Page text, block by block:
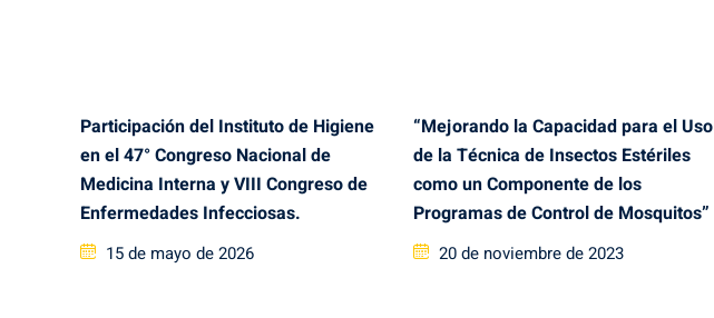
Participación del Instituto de Higiene
en el 47° Congreso Nacional de
Medicina Interna y VIII Congreso de
Enfermedades Infecciosas.
Posted
15 de mayo de 2026
“Mejorando la Capacidad para el Uso
de la Técnica de Insectos Estériles
como un Componente de los
Programas de Control de Mosquitos”
Posted
20 de noviembre de 2023